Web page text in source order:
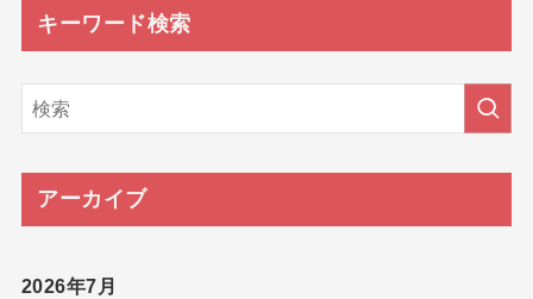
キーワード検索
アーカイブ
2026年7月